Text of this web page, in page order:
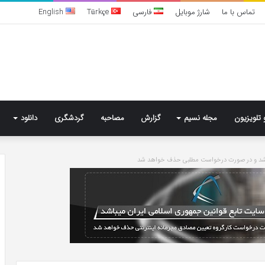
تماس با ما شارژ موبایل فارسی Türkçe
English
تلویزیون مجله نسیم گزارش مصاحبه گردشگری دانلود
و در صورت درخواست مطلبی حذف خواهد شد
کلینیک
زیبایی
در
فردیس
کرج؛
6 روز پیش